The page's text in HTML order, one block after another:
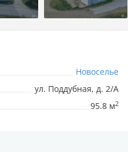
Новоселье
ул. Поддубная, д. 2/А
95.8 м2